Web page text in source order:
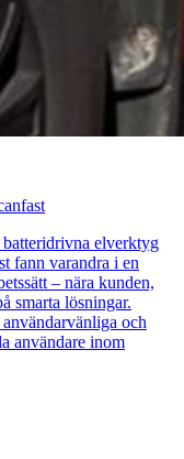
elverktyg
fann varandra i en
– nära kunden,
smarta lösningar.
och
användare inom